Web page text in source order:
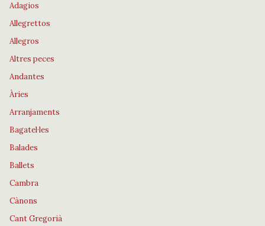
Adagios
Allegrettos
Allegros
Altres peces
Andantes
Àries
Arranjaments
Bagatel·les
Balades
Ballets
Cambra
Cànons
Cant Gregorià